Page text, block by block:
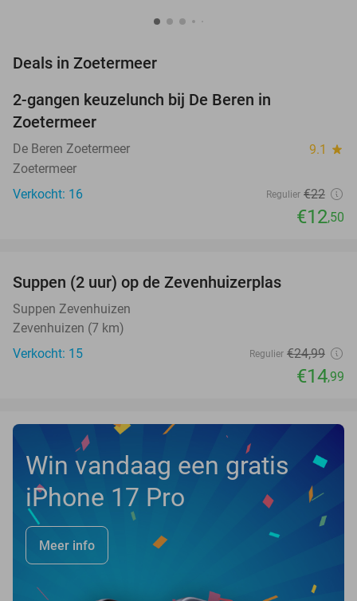
Deals in Zoetermeer
NEW
TODAY
2-gangen keuzelunch bij De Beren in
Zoetermeer
De Beren Zoetermeer 9.1 star
Zoetermeer
Verkocht: 16
Regulier €22
€12,50
NEW
TODAY
Suppen (2 uur) op de Zevenhuizerplas
Suppen Zevenhuizen
Zevenhuizen (7 km)
Verkocht: 15
Regulier €24,99
€14,99
Win vandaag een gratis
iPhone 17 Pro
Meer info